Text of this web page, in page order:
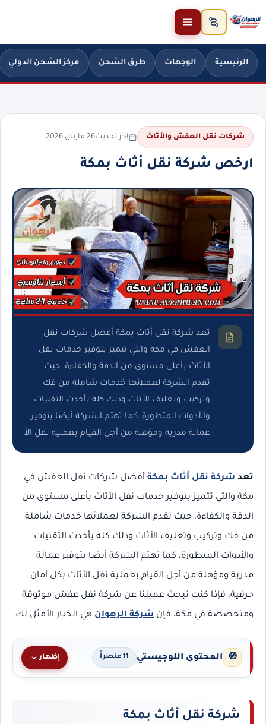
تخطَّ إلى المحتوى
الرئيسية الوجهات طرق الشحن مركز الشحن الدولي
شركات نقل العفش والأثاث آخر تحديث26 مارس 2026
ارخص شركة نقل أثاث بمكة
تعد شركة نقل أثاث بمكة أفضل شركات نقل
العفش في مكة والتي تتميز بتوفير خدمات نقل
الأثاث بأعلى مستوى من الدقة والكفاءة، حيث
تقدم الشركة لعملائها خدمات شاملة من فك
وتركيب وتغليف الأثاث وذلك كله بأحدث التقنيات
والأدوات المتطورة، كما تهتم الشركة أيضا بتوفير
عمالة مدربة ومؤهلة من أجل القيام بعملية نقل الأ
تعد شركة نقل أثاث بمكة أفضل شركات نقل العفش في
مكة والتي تتميز بتوفير خدمات نقل الأثاث بأعلى مستوى من
الدقة والكفاءة، حيث تقدم الشركة لعملائها خدمات شاملة
من فك وتركيب وتغليف الأثاث وذلك كله بأحدث التقنيات
والأدوات المتطورة، كما تهتم الشركة أيضا بتوفير عمالة
مدربة ومؤهلة من أجل القيام بعملية نقل الأثاث بكل أمان
حرفية، فإذا كنت تبحث عميلنا عن شركة نقل عفش موثوقة
ومتخصصة في مكة، فإن شركة الرهوان هي الخيار الأمثل لك.
🧭 المحتوى اللوجيستي 11 عنصراً إظهار
شركة نقل أثاث بمكة